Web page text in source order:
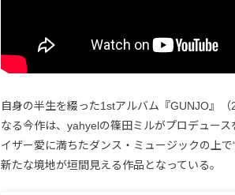
自身の半生を綴った1stアルバム『GUNJO』
なる今作は、yahyelの篠田ミルがプロデュー
イザー愛に満ちたダンス・ミュージックの上
新たな境地が垣間見える作品となっている。